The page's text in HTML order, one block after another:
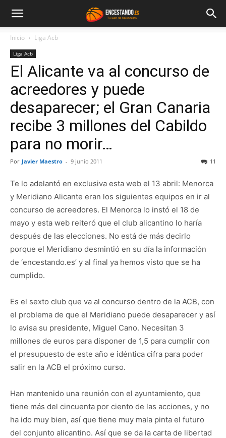
Inicio Liga Acb
Liga Acb
El Alicante va al concurso de
acreedores y puede
desaparecer; el Gran Canaria
recibe 3 millones del Cabildo
para no morir…
Por Javier Maestro - 9 junio 2011 11
Te lo adelantó en exclusiva esta web el 13 abril: Menorca
y Meridiano Alicante eran los siguientes equipos en ir al
concurso de acreedores. El Menorca lo instó el 18 de
mayo y esta web reiteró que el club alicantino lo haría
después de las elecciones. No está de más decirlo
porque el Meridiano desmintió en su día la información
de ‘encestando.es’ y al final ya hemos visto que se ha
cumplido.
Es el sexto club que va al concurso dentro de la ACB, con
el problema de que el Meridiano puede desaparecer y así
lo avisa su presidente, Miguel Cano. Necesitan 3
millones de euros para disponer de 1,5 para cumplir con
el presupuesto de este año e idéntica cifra para poder
salir en la ACB el próximo curso.
Han mantenido una reunión con el ayuntamiento, que
tiene más del cincuenta por ciento de las acciones, y no
ha ido muy bien, así que tiene muy mala pinta el futuro
del conjunto alicantino. Así que se da la carta de libertad